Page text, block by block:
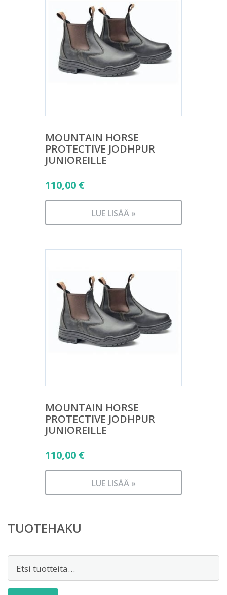
MOUNTAIN HORSE
PROTECTIVE JODHPUR
JUNIOREILLE
110,00 €
LUE LISÄÄ »
MOUNTAIN HORSE
PROTECTIVE JODHPUR
JUNIOREILLE
110,00 €
LUE LISÄÄ »
TUOTEHAKU